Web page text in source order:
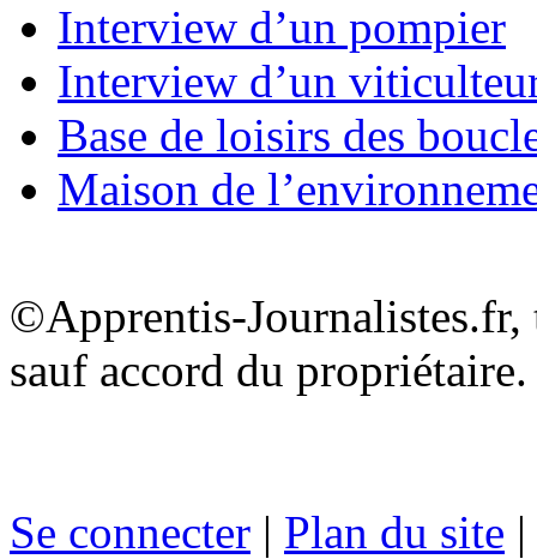
Interview d’un pompier
Interview d’un
Base de loisirs des
Maison de
©Apprentis-
sauf accord du propriétaire.
Se connecter | Plan du site |